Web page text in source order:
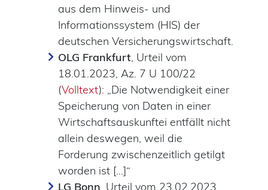
aus dem Hinweis- und
Informationssystem (HIS) der
deutschen Versicherungswirtschaft.
OLG Frankfurt, Urteil vom
18.01.2023, Az. 7 U 100/22
(Volltext): „Die Notwendigkeit einer
Speicherung von Daten in einer
Wirtschaftsauskunftei entfällt nicht
allein deswegen, weil die
Forderung zwischenzeitlich getilgt
worden ist [...]“
LG Bonn , Urteil vom 23.02.2023,